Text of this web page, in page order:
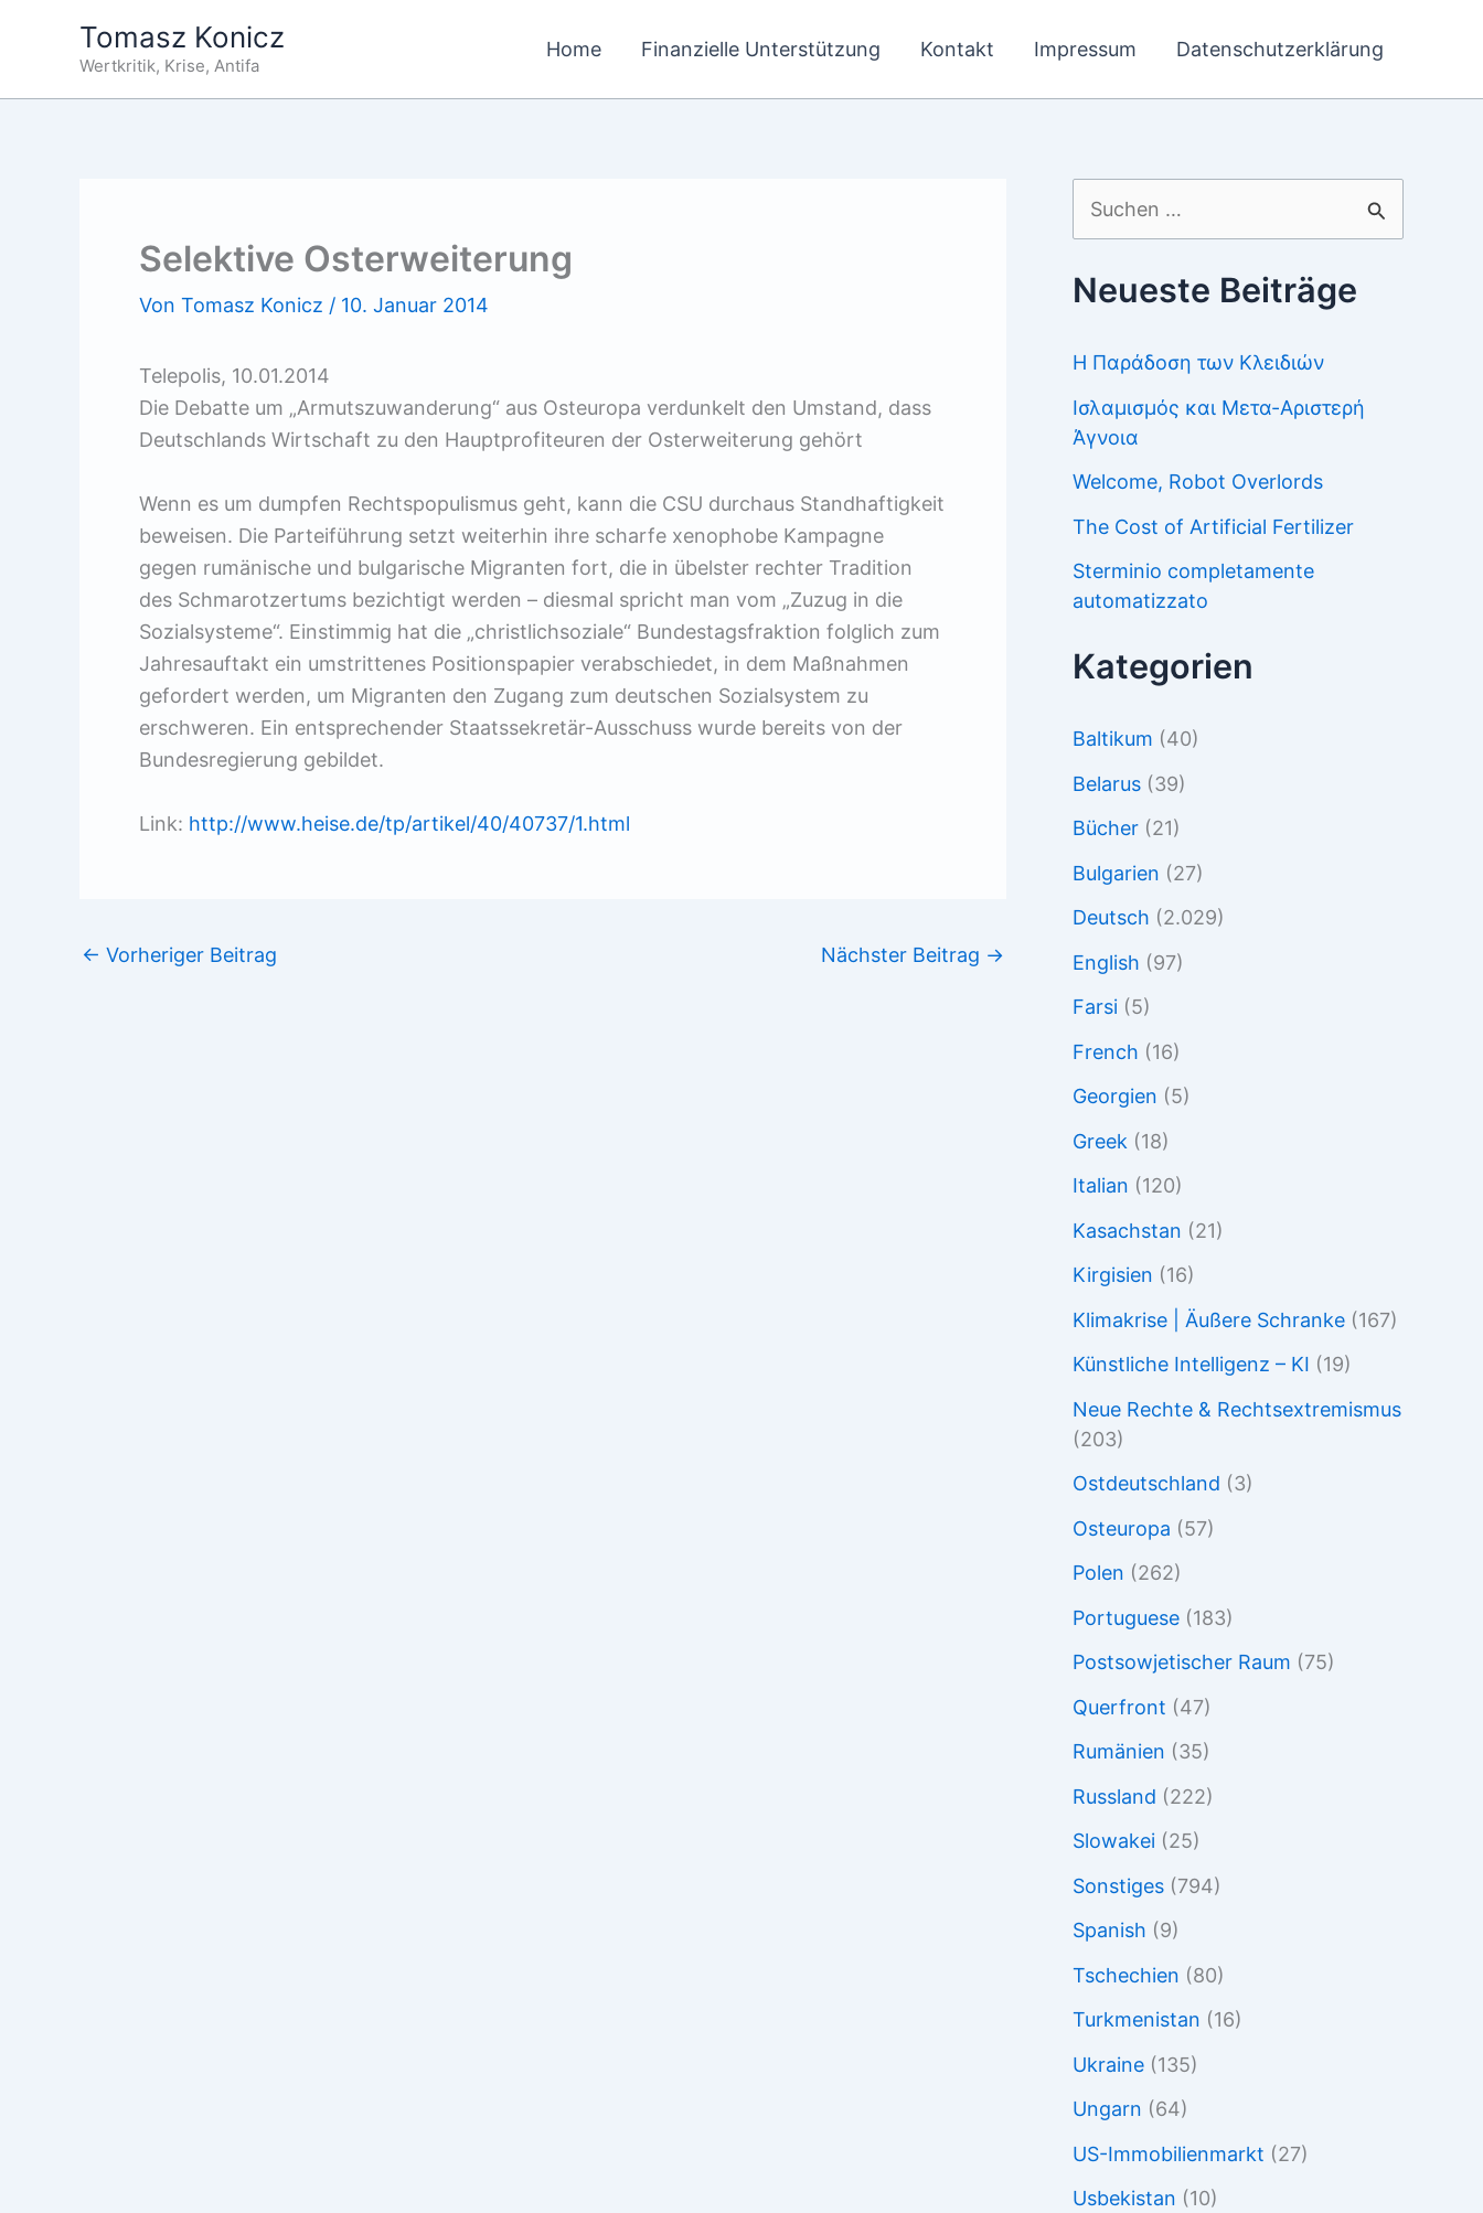
Tomasz Konicz
Wertkritik, Krise, Antifa
Home Finanzielle Unterstützung Kontakt Impressum Datenschutzerklärung
Selektive Osterweiterung
Von Tomasz Konicz / 10. Januar 2014
Telepolis, 10.01.2014
Die Debatte um „Armutszuwanderung“ aus Osteuropa verdunkelt den Umstand, dass
Deutschlands Wirtschaft zu den Hauptprofiteuren der Osterweiterung gehört
Wenn es um dumpfen Rechtspopulismus geht, kann die CSU durchaus Standhaftigkeit
beweisen. Die Parteiführung setzt weiterhin ihre scharfe xenophobe Kampagne
gegen rumänische und bulgarische Migranten fort, die in übelster rechter Tradition
des Schmarotzertums bezichtigt werden – diesmal spricht man vom „Zuzug in die
Sozialsysteme“. Einstimmig hat die „christlichsoziale“ Bundestagsfraktion folglich zum
Jahresauftakt ein umstrittenes Positionspapier verabschiedet, in dem Maßnahmen
gefordert werden, um Migranten den Zugang zum deutschen Sozialsystem zu
erschweren. Ein entsprechender Staatssekretär-Ausschuss wurde bereits von der
Bundesregierung gebildet.
Link: http://www.heise.de/tp/artikel/40/40737/1.html
← Vorheriger Beitrag Nächster Beitrag →
Suchen
nach:
Neueste Beiträge
Η Παράδοση των Κλειδιών
Ισλαμισμός και Μετα-Αριστερή
Άγνοια
Welcome, Robot Overlords
The Cost of Artificial Fertilizer
Sterminio completamente
automatizzato
Kategorien
Baltikum (40)
Belarus (39)
Bücher (21)
Bulgarien (27)
Deutsch (2.029)
English (97)
Farsi (5)
French (16)
Georgien (5)
Greek (18)
Italian (120)
Kasachstan (21)
Kirgisien (16)
Klimakrise | Äußere Schranke (167)
Künstliche Intelligenz – KI (19)
Neue Rechte & Rechtsextremismus
(203)
Ostdeutschland (3)
Osteuropa (57)
Polen (262)
Portuguese (183)
Postsowjetischer Raum (75)
Querfront (47)
Rumänien (35)
Russland (222)
Slowakei (25)
Sonstiges (794)
Spanish (9)
Tschechien (80)
Turkmenistan (16)
Ukraine (135)
Ungarn (64)
US-Immobilienmarkt (27)
Usbekistan (10)